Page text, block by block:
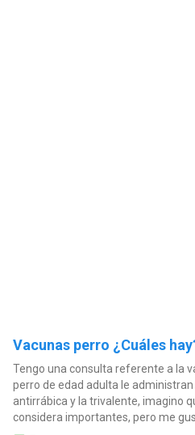
Vacunas perro ¿Cuáles
Tengo una consulta referente a la
perro de edad adulta le
antirrábica y la trivalente, imagino
considera importantes, pero me